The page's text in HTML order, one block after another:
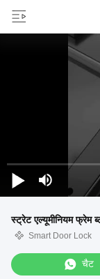
स्ट्रेट एल्यूमीनियम फ्रेम
Smart Door Lock
चैट